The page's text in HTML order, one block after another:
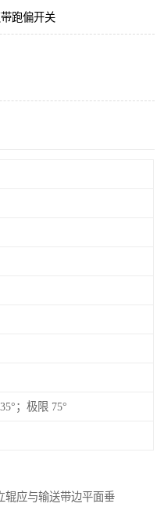
跑偏开关
；极限 75°
辊应与输送带边平面垂